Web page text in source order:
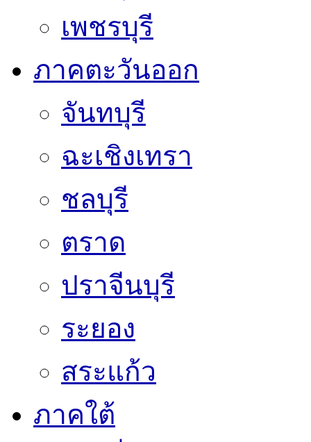
เพชรบุรี
ภาคตะวันออก
จันทบุรี
ฉะเชิงเทรา
ชลบุรี
ตราด
ปราจีนบุรี
ระยอง
สระแก้ว
ภาคใต้